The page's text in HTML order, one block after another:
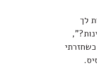
לך